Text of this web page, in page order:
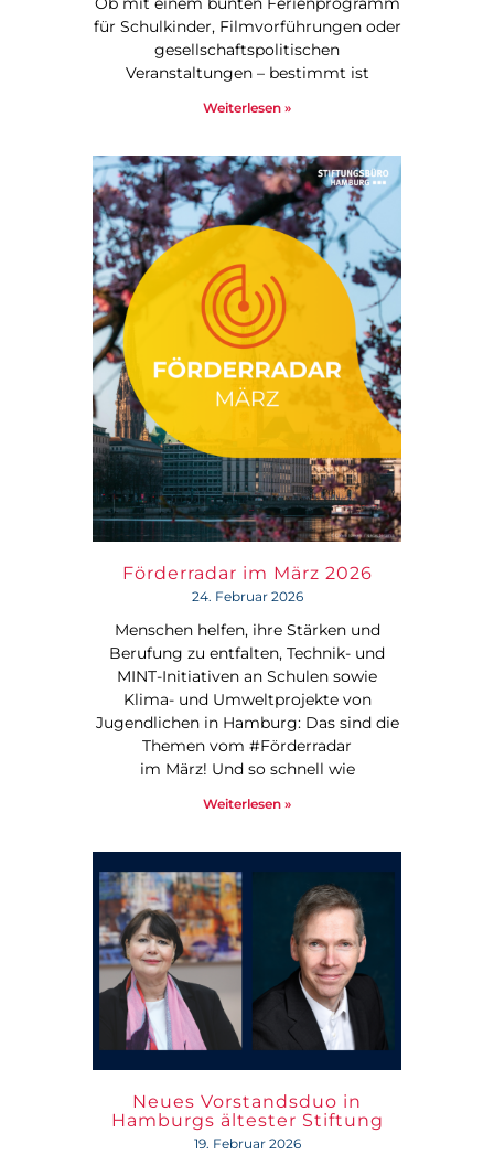
für Schulkinder, Filmvorführungen oder
gesellschaftspolitischen
Veranstaltungen – bestimmt ist
Weiterlesen »
Förderradar im März 2026
24. Februar 2026
Menschen helfen, ihre Stärken und
Berufung zu entfalten, Technik- und
MINT-Initiativen an Schulen sowie
Klima- und Umweltprojekte von
Jugendlichen in Hamburg: Das sind die
Themen vom #Förderradar
im März! Und so schnell wie
Weiterlesen »
Neues Vorstandsduo in
Hamburgs ältester Stiftung
19. Februar 2026